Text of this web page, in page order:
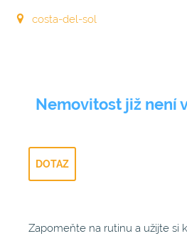
costa-del-sol
Nemovitost již není
DOTAZ
Zapomeňte na rutinu a užijte si